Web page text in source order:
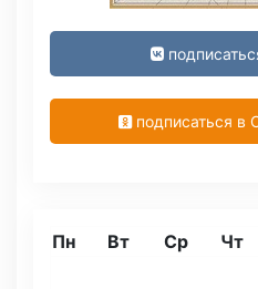
подписаться в
Пн Вт Ср Чт